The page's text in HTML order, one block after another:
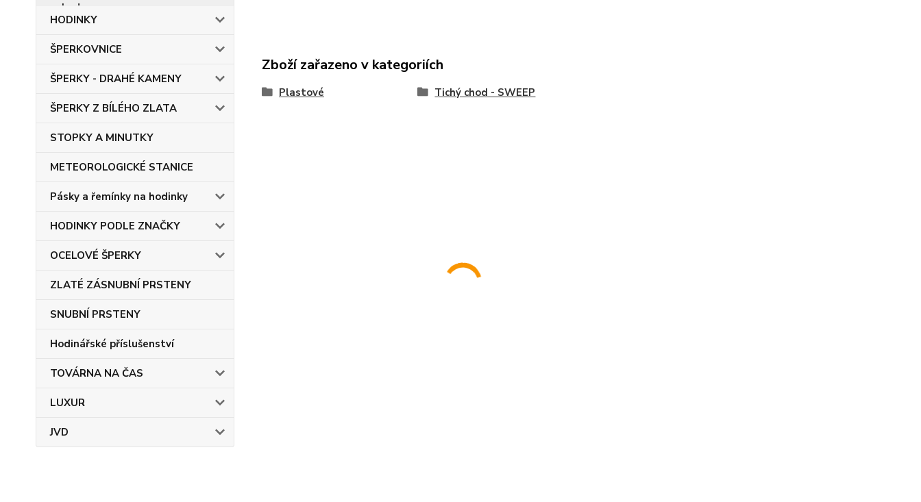
HODINKY
ŠPERKOVNICE
ŠPERKY - DRAHÉ KAMENY
ŠPERKY Z BÍLÉHO ZLATA
STOPKY A MINUTKY
METEOROLOGICKÉ STANICE
Pásky a řemínky na hodinky
HODINKY PODLE ZNAČKY
OCELOVÉ ŠPERKY
ZLATÉ ZÁSNUBNÍ PRSTENY
SNUBNÍ PRSTENY
Hodinářské příslušenství
TOVÁRNA NA ČAS
LUXUR
JVD
Zboží zařazeno v kategoriích
Plastové Tichý chod - SWEEP